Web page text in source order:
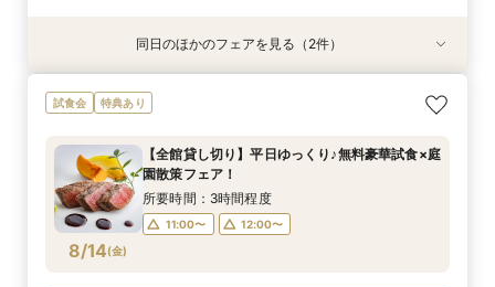
8/13(木)
≪はじめての見学☆≫90分でショート相談会
【特典付き♪】
12:00〜
14:00〜
15:00〜
16:00〜
8/13(木)
〈平日限定♪〉＊1600坪の庭園美＆邸宅＊【全館
見学ツアー】
12:00〜
15:00〜
17:00〜
18:00〜
同日のほかのフェアを見る（2件）
試食会 特典あり
8/14(金)
【全館貸し切り】平日ゆっくり♪無料豪華試食×庭
園散策フェア！
所要時間：3時間程度
11:00〜 12:00〜